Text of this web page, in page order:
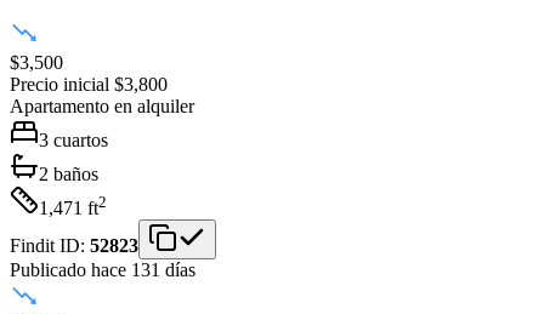
$3,500
Precio inicial $3,800
Apartamento en alquiler
3 cuartos
2 baños
1,471 ft2
Findit ID: 52823
Publicado hace 131 días